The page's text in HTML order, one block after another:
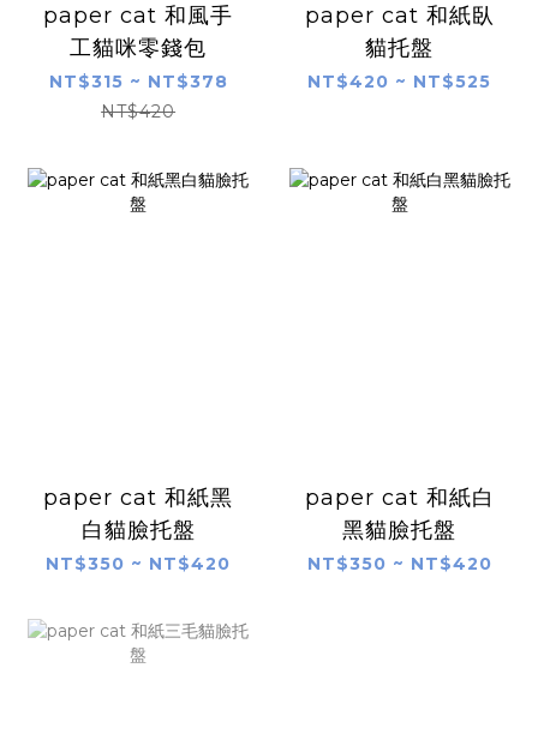
paper cat 和風手
工貓咪零錢包
NT$315 ~ NT$378
NT$420
paper cat 和紙臥
貓托盤
NT$420 ~ NT$525
paper cat 和紙黑
白貓臉托盤
NT$350 ~ NT$420
paper cat 和紙白
黑貓臉托盤
NT$350 ~ NT$420